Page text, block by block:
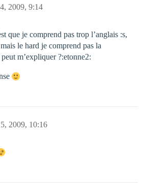
2009, 9:14
que je comprend pas trop l’anglais :s,
le hard je comprend pas la
m’expliquer ?:etonne2:
2009, 10:16